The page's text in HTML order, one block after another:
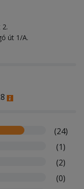
2.
út 1/A.
(24)
(1)
(2)
(0)